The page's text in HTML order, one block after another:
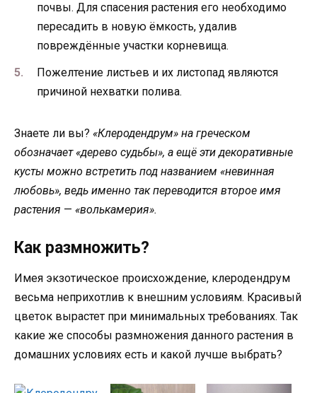
почвы. Для спасения растения его необходимо
пересадить в новую ёмкость, удалив
повреждённые участки корневища.
Пожелтение листьев и их листопад являются
причиной нехватки полива.
Знаете ли вы? «Клеродендрум» на греческом
обозначает «дерево судьбы», а ещё эти декоративные
кусты можно встретить под названием «невинная
любовь», ведь именно так переводится второе имя
растения — «волькамерия».
Как размножить?
Имея экзотическое происхождение, клеродендрум
весьма неприхотлив к внешним условиям. Красивый
цветок вырастет при минимальных требованиях. Так
какие же способы размножения данного растения в
домашних условиях есть и какой лучше выбрать?